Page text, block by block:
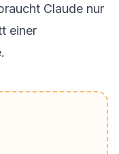
Claude nur
einer